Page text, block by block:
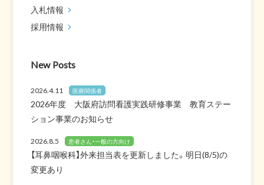
入札情報
採用情報
New Posts
2026.4.11 医療関係者
2026年度 大阪府訪問看護実践研修事業 教育ステー
ション事業のお知らせ
2026.8.5 患者さん・一般の方向け
【耳鼻咽喉科】外来担当表を更新しました。明日(8/5)の
変更あり